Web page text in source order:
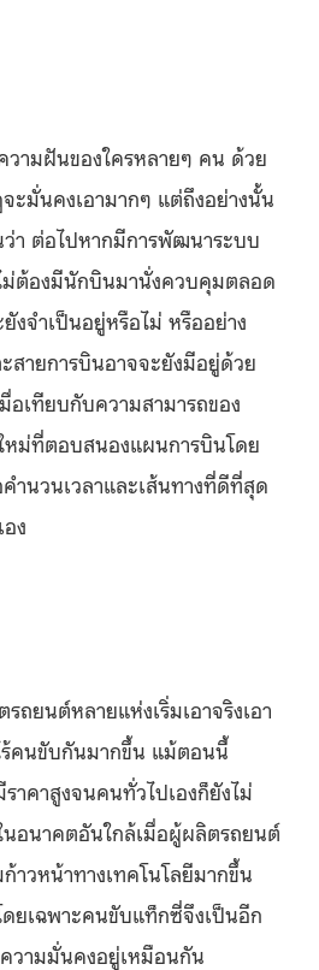
ามฝันของใครหลายๆ คน ด้วย
ะมั่นคงเอามากๆ แต่ถึงอย่างนั้น
า ต่อไปหากมีการพัฒนาระบบ
ต้องมีนักบินมานั่งควบคุมตลอด
งจำเป็นอยู่หรือไม่ หรืออย่าง
ายการบินอาจจะยังมีอยู่ด้วย
เทียบกับความสามารถของ
ม่ที่ตอบสนองแผนการบินโดย
ำนวนเวลาและเส้นทางที่ดีที่สุด
ง
ถยนต์หลายแห่งเริ่มเอาจริงเอา
คนขับกันมากขึ้น แม้ตอนนี้
าคาสูงจนคนทั่วไปเองก็ยังไม่
นอนาคตอันใกล้เมื่อผู้ผลิตรถยนต์
าวหน้าทางเทคโนโลยีมากขึ้น
ยเฉพาะคนขับแท็กซี่จึงเป็นอีก
วามมั่นคงอยู่เหมือนกัน